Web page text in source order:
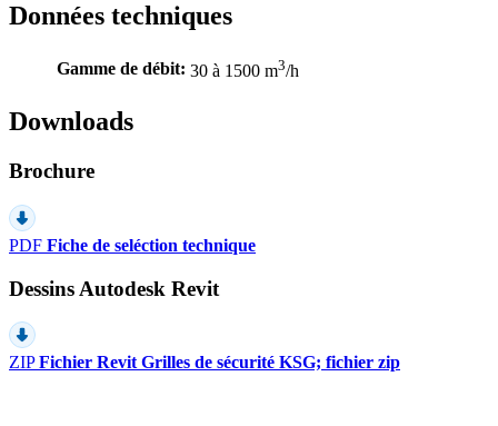
Données techniques
Gamme de débit: 30 à 1500 m3/h
Downloads
Brochure
PDF Fiche de seléction technique
Dessins Autodesk Revit
ZIP Fichier Revit Grilles de sécurité KSG; fichier zip